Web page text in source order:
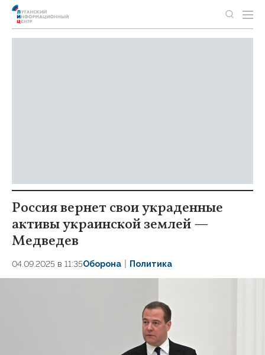
Россия вернет свои украденные
активы украинской землей —
Медведев
04.09.2025 в 11:35Оборона Политика